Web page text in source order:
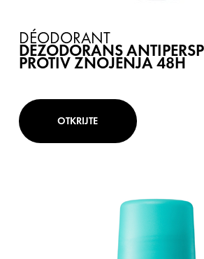
DÉODORANT
DEZODORANS
PROTIV ZNOJENJA 48H
OTKRIJTE